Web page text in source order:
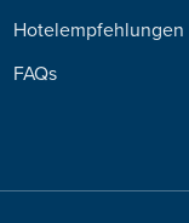
Hotelempfehlungen
FAQs